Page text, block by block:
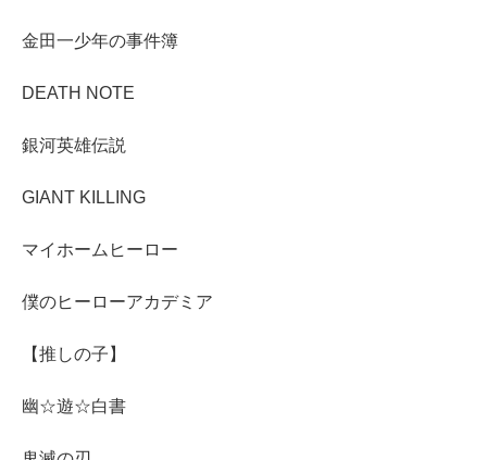
金田一少年の事件簿
DEATH NOTE
銀河英雄伝説
GIANT KILLING
マイホームヒーロー
僕のヒーローアカデミア
【推しの子】
幽☆遊☆白書